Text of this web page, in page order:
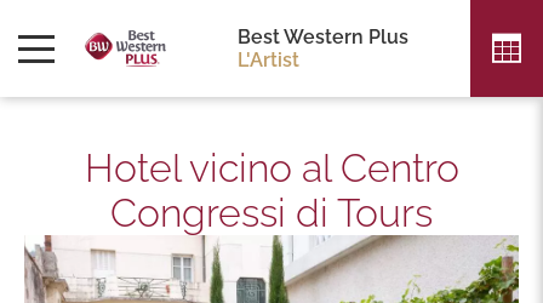
Best Western Plus
L'Artist
Hotel vicino al Centro
Congressi di Tours